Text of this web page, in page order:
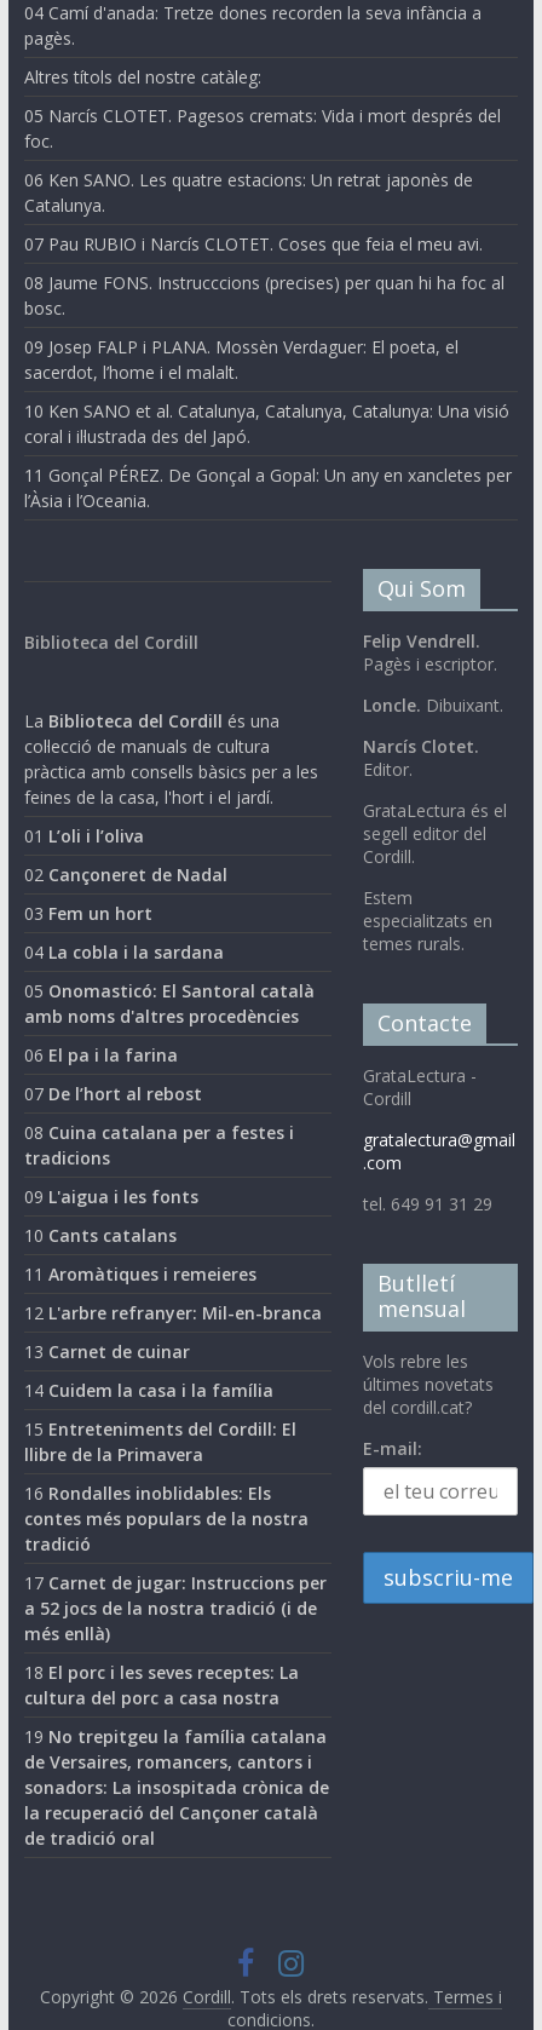
04 Camí d'anada: Tretze dones recorden la seva infància a
pagès.
Altres títols del nostre catàleg:
05 Narcís CLOTET. Pagesos cremats: Vida i mort després del
foc.
06 Ken SANO. Les quatre estacions: Un retrat japonès de
Catalunya.
07 Pau RUBIO i Narcís CLOTET. Coses que feia el meu avi.
08 Jaume FONS. Instrucccions (precises) per quan hi ha foc al
bosc.
09 Josep FALP i PLANA. Mossèn Verdaguer: El poeta, el
sacerdot, l’home i el malalt.
10 Ken SANO et al. Catalunya, Catalunya, Catalunya: Una visió
coral i il·lustrada des del Japó.
11 Gonçal PÉREZ. De Gonçal a Gopal: Un any en xancletes per
l’Àsia i l’Oceania.
Biblioteca del Cordill
La Biblioteca del Cordill és una
col·lecció de manuals de cultura
pràctica amb consells bàsics per a les
feines de la casa, l'hort i el jardí.
01 L’oli i l’oliva
02 Cançoneret de Nadal
03 Fem un hort
04 La cobla i la sardana
05 Onomasticó: El Santoral català
amb noms d'altres procedències
06 El pa i la farina
07 De l’hort al rebost
08 Cuina catalana per a festes i
tradicions
09 L'aigua i les fonts
10 Cants catalans
11 Aromàtiques i remeieres
12 L'arbre refranyer: Mil-en-branca
13 Carnet de cuinar
14 Cuidem la casa i la família
15 Entreteniments del Cordill: El
llibre de la Primavera
16 Rondalles inoblidables: Els
contes més populars de la nostra
tradició
17 Carnet de jugar: Instruccions per
a 52 jocs de la nostra tradició (i de
més enllà)
18 El porc i les seves receptes: La
cultura del porc a casa nostra
19 No trepitgeu la família catalana
de Versaires, romancers, cantors i
sonadors: La insospitada crònica de
la recuperació del Cançoner català
de tradició oral
Qui Som
Felip Vendrell.
Pagès i escriptor.
Loncle. Dibuixant.
Narcís Clotet.
Editor.
GrataLectura és el
segell editor del
Cordill.
Estem
especialitzats en
temes rurals.
Contacte
GrataLectura -
Cordill
gratalectura@gmail
.com
tel. 649 91 31 29
Butlletí
mensual
Vols rebre les
últimes novetats
del cordill.cat?
E-mail:
Copyright © 2026 Cordill. Tots els drets reservats. Termes i
condicions.